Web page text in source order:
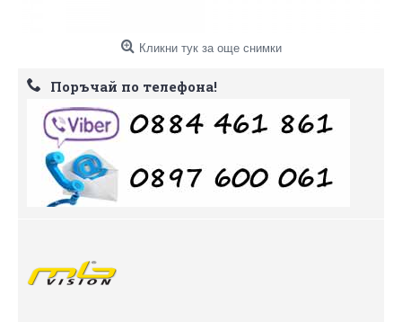
Кликни тук за още снимки
Поръчай по телефона!